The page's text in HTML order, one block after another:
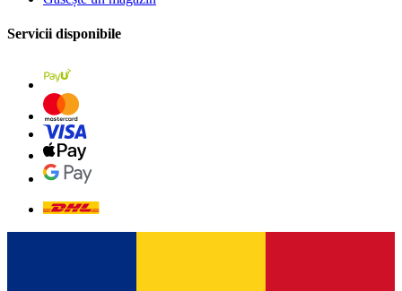
Servicii disponibile